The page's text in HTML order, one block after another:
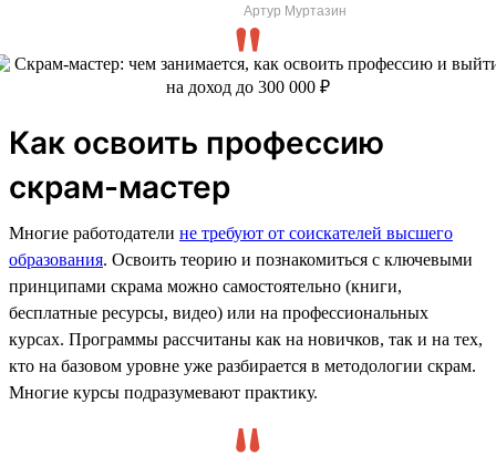
Артур Муртазин
Как освоить профессию
скрам-мастер
Многие работодатели не требуют от соискателей высшего
образования. Освоить теорию и познакомиться с ключевыми
принципами скрама можно самостоятельно (книги,
бесплатные ресурсы, видео) или на профессиональных
курсах. Программы рассчитаны как на новичков, так и на тех,
кто на базовом уровне уже разбирается в методологии скрам.
Многие курсы подразумевают практику.